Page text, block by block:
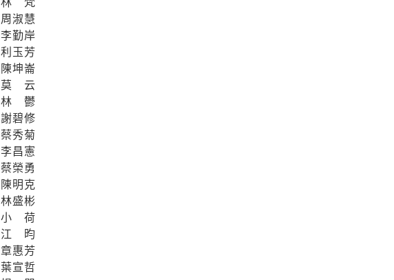
周淑慧
李勤岸
利玉芳
陳坤崙
莫 云
林 鬱
謝碧修
蔡秀菊
李昌憲
蔡榮勇
陳明克
林盛彬
小 荷
江 昀
章惠芳
葉宣哲